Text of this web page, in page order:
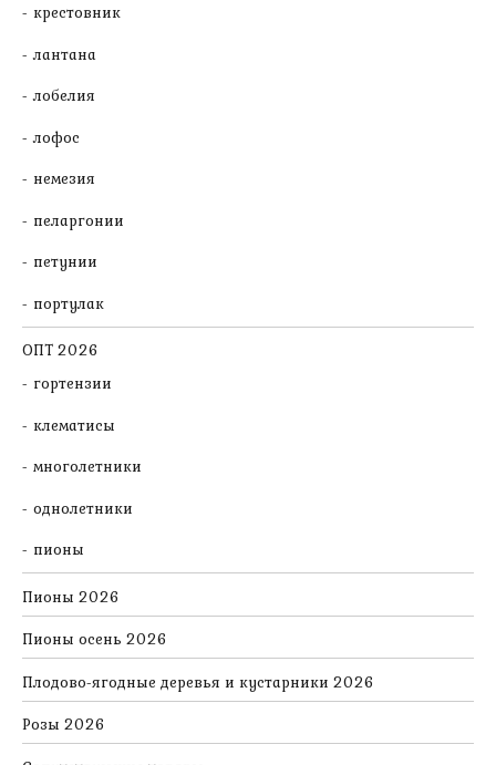
крестовник
лантана
лобелия
лофос
немезия
пеларгонии
петунии
портулак
ОПТ 2026
гортензии
клематисы
многолетники
однолетники
пионы
Пионы 2026
Пионы осень 2026
Плодово-ягодные деревья и кустарники 2026
Розы 2026